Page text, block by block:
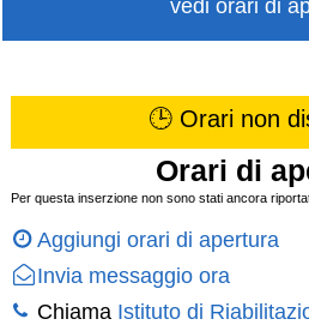
vedi orari di
🕒 Orari non
Orari di
Per questa inserzione non sono stati ancora
Aggiungi orari di apertura
Invia messaggio ora
Chiama Istituto di